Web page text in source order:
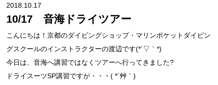
2018.10.17
10/17 音海ドライツアー
こんにちは！京都のダイビングショップ・マリンポケットダイビン
グスクールのインストラクターの渡辺です(*´▽｀*)
今日は、音海へ講習ではなくツアーへ行ってきました?
ドライスーツSP講習ですが・・・( *´艸｀)